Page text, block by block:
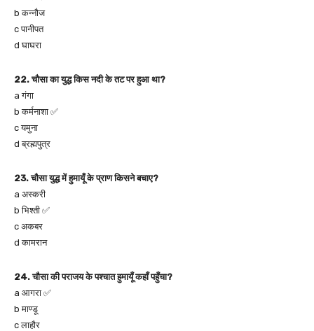
b कन्नौज
c पानीपत
d घाघरा
22. चौसा का युद्ध किस नदी के तट पर हुआ था?
a गंगा
b कर्मनाशा ✅
c यमुना
d ब्रह्मपुत्र
23. चौसा युद्ध में हुमायूँ के प्राण किसने बचाए?
a अस्करी
b भिश्ती ✅
c अकबर
d कामरान
24. चौसा की पराजय के पश्चात हुमायूँ कहाँ पहुँचा?
a आगरा ✅
b माण्डू
c लाहौर